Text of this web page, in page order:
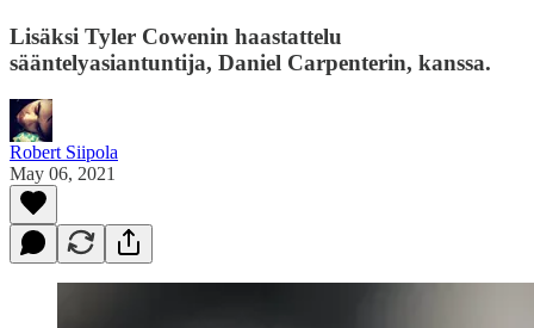
Lisäksi Tyler Cowenin haastattelu
sääntelyasiantuntija, Daniel Carpenterin, kanssa.
Robert Siipola
May 06, 2021